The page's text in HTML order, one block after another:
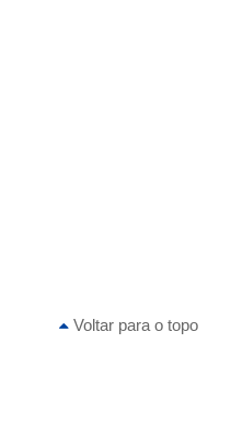
Voltar para o topo